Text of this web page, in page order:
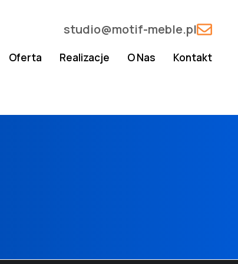
Oferta Realizacje O Nas Kontakt
studio@motif-meble.pl